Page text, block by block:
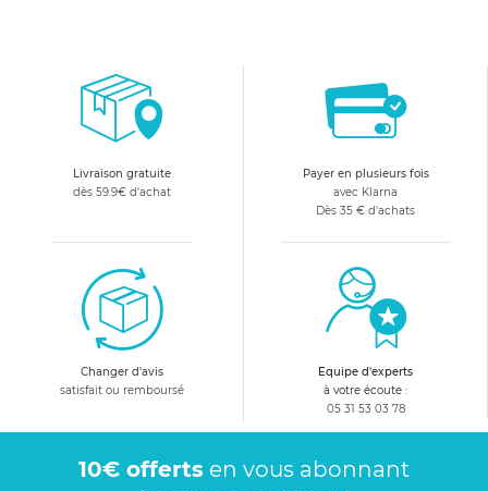
Livraison gratuite
dès 59.9€ d'achat
Payer en plusieurs fois
avec Klarna
Dès 35 € d'achats
Changer d'avis
satisfait ou remboursé
Equipe d'experts
à votre écoute :
05 31 53 03 78
10€ offerts en vous abonnant